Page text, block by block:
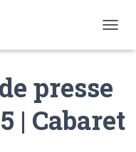
O
L
N
A
presse
| Cabaret